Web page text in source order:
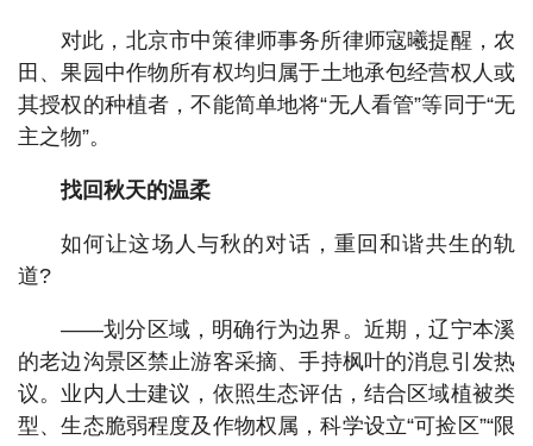
对此，北京市中策律师事务所律师寇曦提醒，农
田、果园中作物所有权均归属于土地承包经营权人或
其授权的种植者，不能简单地将“无人看管”等同于“无
主之物”。
找回秋天的温柔
如何让这场人与秋的对话，重回和谐共生的轨
道?
——划分区域，明确行为边界。近期，辽宁本溪
的老边沟景区禁止游客采摘、手持枫叶的消息引发热
议。业内人士建议，依照生态评估，结合区域植被类
型、生态脆弱程度及作物权属，科学设立“可捡区”“限